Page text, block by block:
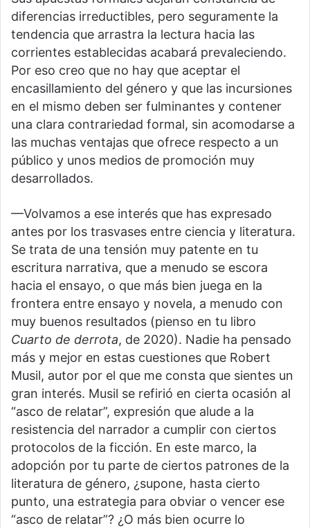
diferencias irreductibles, pero seguramente la
tendencia que arrastra la lectura hacia las
corrientes establecidas acabará prevaleciendo.
Por eso creo que no hay que aceptar el
encasillamiento del género y que las incursiones
en el mismo deben ser fulminantes y contener
una clara contrariedad formal, sin acomodarse a
las muchas ventajas que ofrece respecto a un
público y unos medios de promoción muy
desarrollados.
—Volvamos a ese interés que has expresado
antes por los trasvases entre ciencia y literatura.
Se trata de una tensión muy patente en tu
escritura narrativa, que a menudo se escora
hacia el ensayo, o que más bien juega en la
frontera entre ensayo y novela, a menudo con
muy buenos resultados (pienso en tu libro
Cuarto de derrota, de 2020). Nadie ha pensado
más y mejor en estas cuestiones que Robert
Musil, autor por el que me consta que sientes un
gran interés. Musil se refirió en cierta ocasión al
“asco de relatar”, expresión que alude a la
resistencia del narrador a cumplir con ciertos
protocolos de la ficción. En este marco, la
adopción por tu parte de ciertos patrones de la
literatura de género, ¿supone, hasta cierto
punto, una estrategia para obviar o vencer ese
“asco de relatar”? ¿O más bien ocurre lo